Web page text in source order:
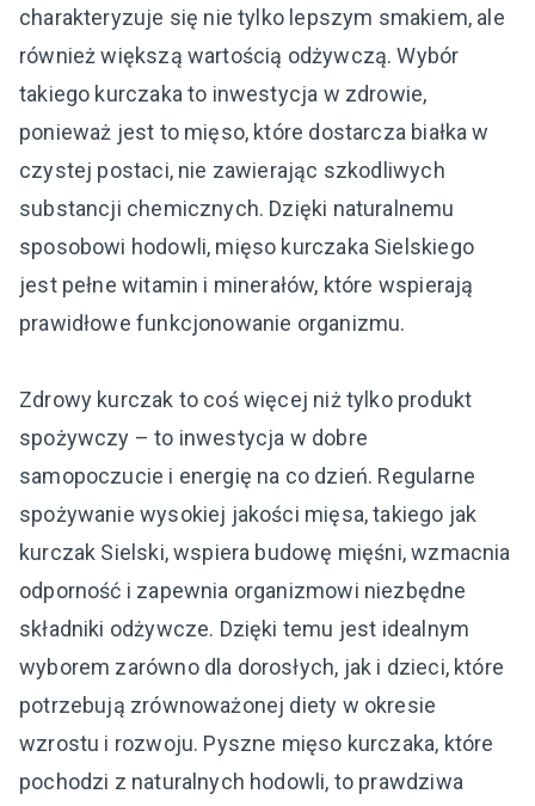
charakteryzuje się nie tylko lepszym smakiem, ale
również większą wartością odżywczą. Wybór
takiego kurczaka to inwestycja w zdrowie,
ponieważ jest to mięso, które dostarcza białka w
czystej postaci, nie zawierając szkodliwych
substancji chemicznych. Dzięki naturalnemu
sposobowi hodowli, mięso kurczaka Sielskiego
jest pełne witamin i minerałów, które wspierają
prawidłowe funkcjonowanie organizmu.
Zdrowy kurczak to coś więcej niż tylko produkt
spożywczy – to inwestycja w dobre
samopoczucie i energię na co dzień. Regularne
spożywanie wysokiej jakości mięsa, takiego jak
kurczak Sielski, wspiera budowę mięśni, wzmacnia
odporność i zapewnia organizmowi niezbędne
składniki odżywcze. Dzięki temu jest idealnym
wyborem zarówno dla dorosłych, jak i dzieci, które
potrzebują zrównoważonej diety w okresie
wzrostu i rozwoju. Pyszne mięso kurczaka, które
pochodzi z naturalnych hodowli, to prawdziwa